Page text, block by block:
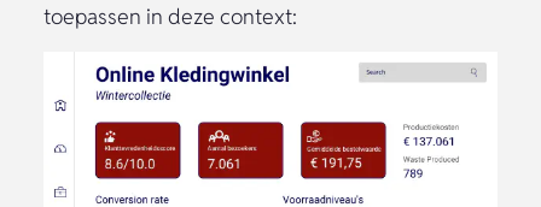
toepassen in deze context: